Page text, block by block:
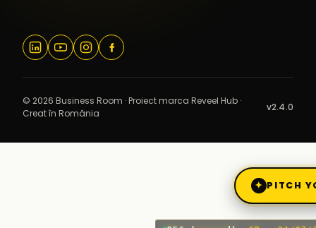
© 2026 Business Room · Proiect marca Reveel Hub ·
Creat în România
v2.4.0
✦ PITCH